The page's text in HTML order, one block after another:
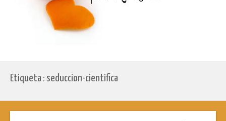
Etiqueta : seduccion-cientifica